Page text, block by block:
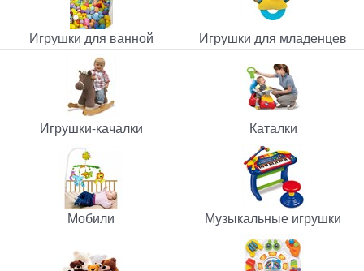
Игрушки для ванной Игрушки для младенцев
Игрушки-качалки Каталки
Мобили Музыкальные игрушки